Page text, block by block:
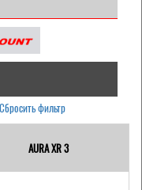
Сбросить фильтр
AURA XR 3